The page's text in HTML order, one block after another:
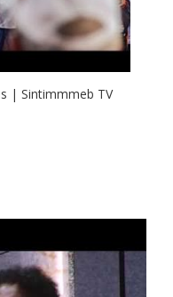
| Sintimmmeb TV